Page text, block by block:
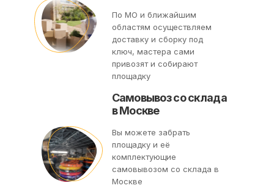
По МО и ближайшим
областям осуществляем
доставку и сборку под
ключ, мастера сами
привозят и собирают
площадку
Самовывоз со склада
в Москве
Вы можете забрать
площадку и её
комплектующие
самовывозом со склада в
Москве